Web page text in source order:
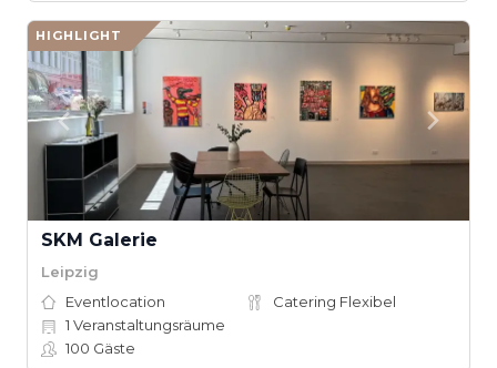
HIGHLIGHT
SKM Galerie
Leipzig
Eventlocation
Catering Flexibel
1 Veranstaltungsräume
100 Gäste